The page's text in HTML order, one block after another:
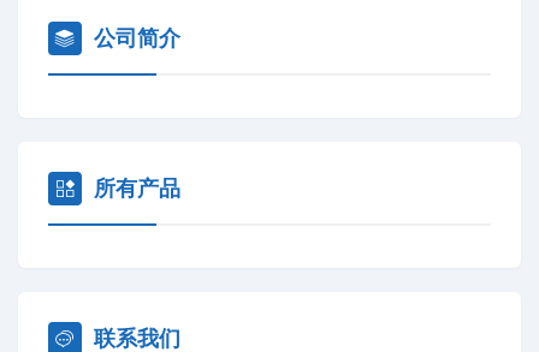
公司简介
所有产品
联系我们